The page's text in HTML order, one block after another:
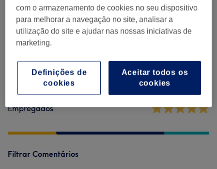
5,0
Ambiente
Empregados
Filtrar Comentários
com o armazenamento de cookies no seu dispositivo
para melhorar a navegação no site, analisar a
utilização do site e ajudar nas nossas iniciativas de
marketing.
Aceitar todos os
cookies
Definições de
cookies